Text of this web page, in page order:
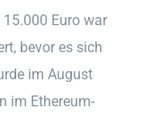
Euro war
bevor es sich
im August
im Ethereum-